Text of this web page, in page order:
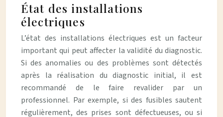
État des installations
électriques
L’état des installations électriques est un facteur
important qui peut affecter la validité du diagnostic.
Si des anomalies ou des problèmes sont détectés
après la réalisation du diagnostic initial, il est
recommandé de le faire revalider par un
professionnel. Par exemple, si des fusibles sautent
régulièrement, des prises sont défectueuses, ou si